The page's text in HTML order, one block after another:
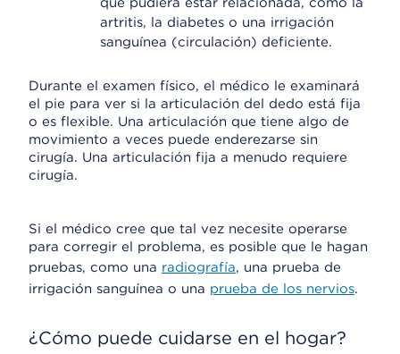
artritis, la diabetes o una irrigación
sanguínea (circulación) deficiente.
Durante el examen físico, el médico le examinará
el pie para ver si la articulación del dedo está fija
o es flexible. Una articulación que tiene algo de
movimiento a veces puede enderezarse sin
cirugía. Una articulación fija a menudo requiere
cirugía.
Si el médico cree que tal vez necesite operarse
para corregir el problema, es posible que le hagan
pruebas, como una radiografía, una prueba de
irrigación sanguínea o una prueba de los nervios.
¿Cómo puede cuidarse en el hogar?